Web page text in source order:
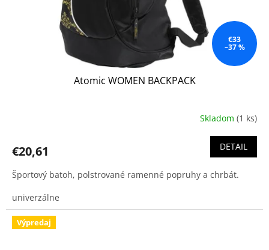
€33
–37 %
Atomic WOMEN BACKPACK
Skladom (1 ks)
€20,61 DETAIL
Športový batoh, polstrované ramenné popruhy a chrbát.
univerzálne
Výpredaj